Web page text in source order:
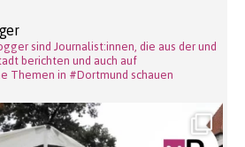
sind Journalist:innen, die aus der und
berichten und auch auf
Themen in #Dortmund schauen